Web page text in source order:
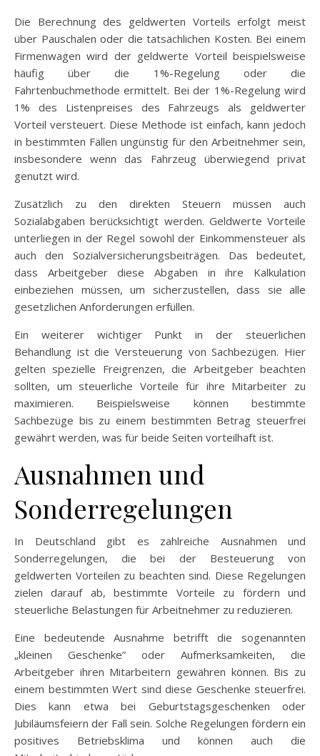
Die Berechnung des geldwerten Vorteils erfolgt meist
über Pauschalen oder die tatsächlichen Kosten. Bei einem
Firmenwagen wird der geldwerte Vorteil beispielsweise
häufig über die 1%-Regelung oder die
Fahrtenbuchmethode ermittelt. Bei der 1%-Regelung wird
1% des Listenpreises des Fahrzeugs als geldwerter
Vorteil versteuert. Diese Methode ist einfach, kann jedoch
in bestimmten Fällen ungünstig für den Arbeitnehmer sein,
insbesondere wenn das Fahrzeug überwiegend privat
genutzt wird.
Zusätzlich zu den direkten Steuern müssen auch
Sozialabgaben berücksichtigt werden. Geldwerte Vorteile
unterliegen in der Regel sowohl der Einkommensteuer als
auch den Sozialversicherungsbeiträgen. Das bedeutet,
dass Arbeitgeber diese Abgaben in ihre Kalkulation
einbeziehen müssen, um sicherzustellen, dass sie alle
gesetzlichen Anforderungen erfüllen.
Ein weiterer wichtiger Punkt in der steuerlichen
Behandlung ist die Versteuerung von Sachbezügen. Hier
gelten spezielle Freigrenzen, die Arbeitgeber beachten
sollten, um steuerliche Vorteile für ihre Mitarbeiter zu
maximieren. Beispielsweise können bestimmte
Sachbezüge bis zu einem bestimmten Betrag steuerfrei
gewährt werden, was für beide Seiten vorteilhaft ist.
Ausnahmen und
Sonderregelungen
In Deutschland gibt es zahlreiche Ausnahmen und
Sonderregelungen, die bei der Besteuerung von
geldwerten Vorteilen zu beachten sind. Diese Regelungen
zielen darauf ab, bestimmte Vorteile zu fördern und
steuerliche Belastungen für Arbeitnehmer zu reduzieren.
Eine bedeutende Ausnahme betrifft die sogenannten
„kleinen Geschenke” oder Aufmerksamkeiten, die
Arbeitgeber ihren Mitarbeitern gewähren können. Bis zu
einem bestimmten Wert sind diese Geschenke steuerfrei.
Dies kann etwa bei Geburtstagsgeschenken oder
Jubiläumsfeiern der Fall sein. Solche Regelungen fördern ein
positives Betriebsklima und können auch die